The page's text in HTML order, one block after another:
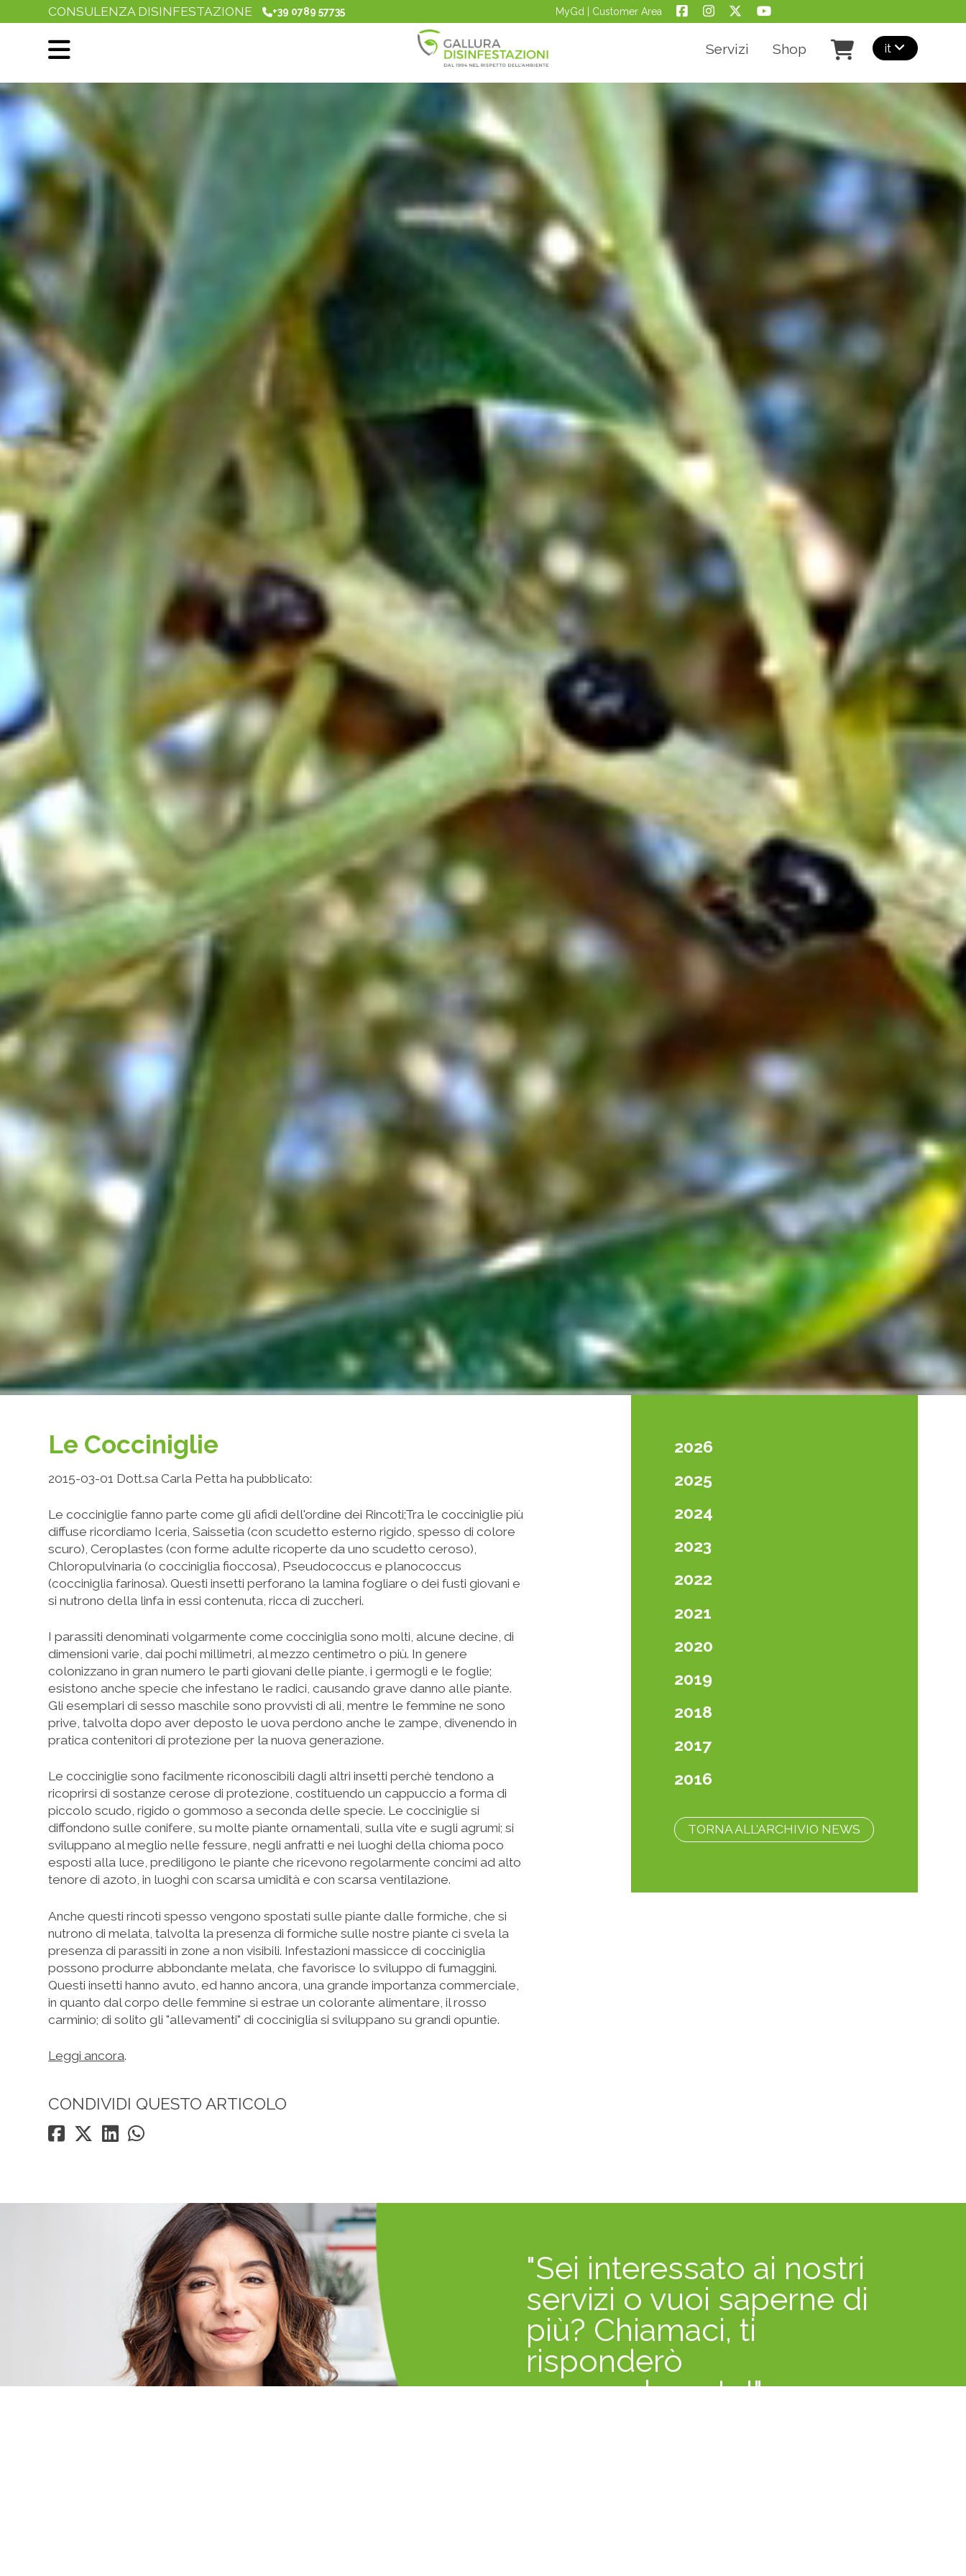
CONSULENZA DISINFESTAZIONE +39 0789 57735 MyGd | Customer Area
Servizi Shop it
Le Cocciniglie
2015-03-01 Dott.sa Carla Petta ha pubblicato:
Le cocciniglie fanno parte come gli afidi dell'ordine dei Rincoti;Tra le cocciniglie più
diffuse ricordiamo Iceria, Saissetia (con scudetto esterno rigido, spesso di colore
scuro), Ceroplastes (con forme adulte ricoperte da uno scudetto ceroso),
Chloropulvinaria (o cocciniglia fioccosa), Pseudococcus e planococcus
(cocciniglia farinosa). Questi insetti perforano la lamina fogliare o dei fusti giovani e
si nutrono della linfa in essi contenuta, ricca di zuccheri.
I parassiti denominati volgarmente come cocciniglia sono molti, alcune decine, di
dimensioni varie, dai pochi millimetri, al mezzo centimetro o più. In genere
colonizzano in gran numero le parti giovani delle piante, i germogli e le foglie;
esistono anche specie che infestano le radici, causando grave danno alle piante.
Gli esemplari di sesso maschile sono provvisti di ali, mentre le femmine ne sono
prive, talvolta dopo aver deposto le uova perdono anche le zampe, divenendo in
pratica contenitori di protezione per la nuova generazione.
Le cocciniglie sono facilmente riconoscibili dagli altri insetti perchè tendono a
ricoprirsi di sostanze cerose di protezione, costituendo un cappuccio a forma di
piccolo scudo, rigido o gommoso a seconda delle specie. Le cocciniglie si
diffondono sulle conifere, su molte piante ornamentali, sulla vite e sugli agrumi; si
sviluppano al meglio nelle fessure, negli anfratti e nei luoghi della chioma poco
esposti alla luce, prediligono le piante che ricevono regolarmente concimi ad alto
tenore di azoto, in luoghi con scarsa umidità e con scarsa ventilazione.
Anche questi rincoti spesso vengono spostati sulle piante dalle formiche, che si
nutrono di melata, talvolta la presenza di formiche sulle nostre piante ci svela la
presenza di parassiti in zone a non visibili. Infestazioni massicce di cocciniglia
possono produrre abbondante melata, che favorisce lo sviluppo di fumaggini.
Questi insetti hanno avuto, ed hanno ancora, una grande importanza commerciale,
in quanto dal corpo delle femmine si estrae un colorante alimentare, il rosso
carminio; di solito gli "allevamenti" di cocciniglia si sviluppano su grandi opuntie.
Leggi ancora.
CONDIVIDI QUESTO ARTICOLO
2026
2025
2024
2023
2022
2021
2020
2019
2018
2017
2016
TORNA ALL'ARCHIVIO NEWS
"Sei interessato ai nostri
servizi o vuoi saperne di
più? Chiamaci, ti
risponderò
personalmente!"